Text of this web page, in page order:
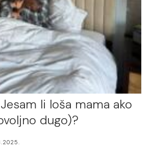
li loša mama ako
dugo)?